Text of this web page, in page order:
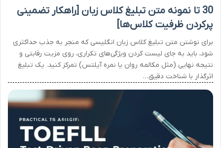
30 تا نمونه متن تبلیغ کلاس زبان [راهکار تضمینی
پرکردن ظرفیت کلاس‌ها]
برای نوشتن متن تبلیغ کلاس زبان انگلیسی که منجر به جذب حداکثری
شود، باید به جای لیست کردن ویژگی‌های تکراری، روی مزیت رقابتی و
نتیجه نهایی (مثل مکالمه روان یا نمره آیلتس) تمرکز کنید. یک تبلیغ
اثرگذار با شناخت دقیق…